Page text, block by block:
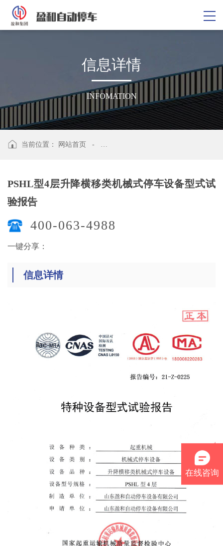
信息详情
INFOMATION
当前位置： 网站首页 - PSHL型4层升降横移类机械式停车设备
PSHL型4层升降横移类机械式停车设备型式试
验报告
400-063-4988
一键分享：
信息详情
在线咨询